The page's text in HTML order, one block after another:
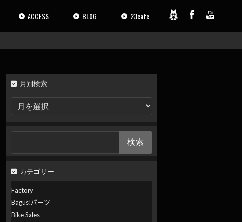
ACCESS BLOG 23cafe
月別検索
月
検
カテゴリー
Factory
Bagus!パーツ
Bike Sales